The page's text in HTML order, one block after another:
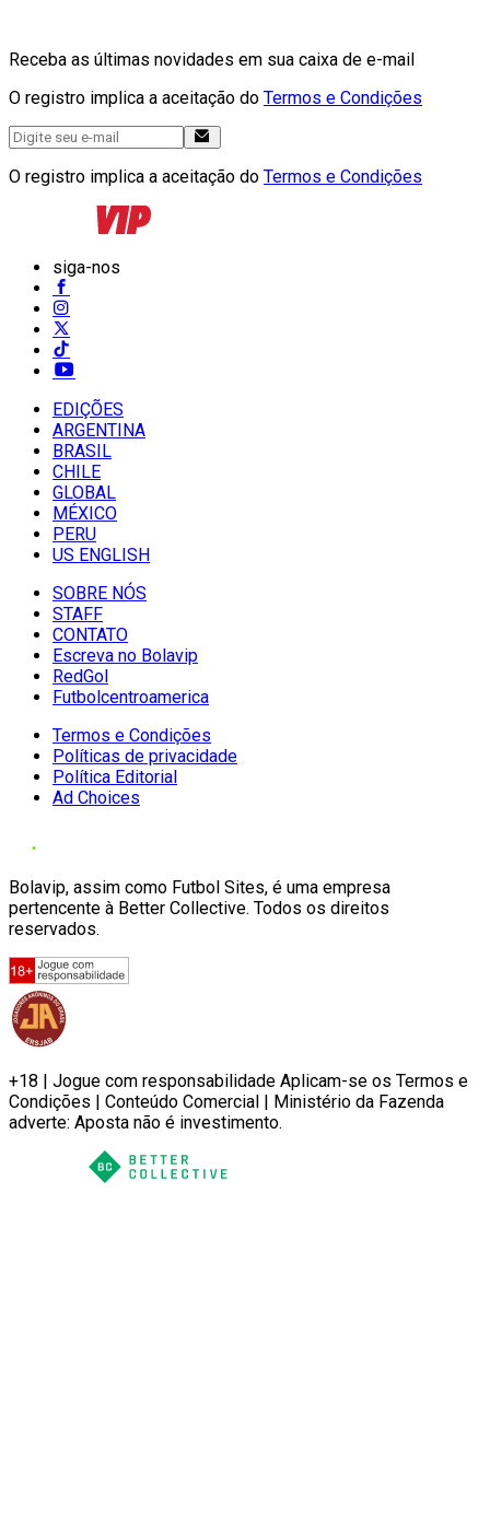
Receba as últimas novidades em sua caixa de e-mail
O registro implica a aceitação do Termos e Condições
O registro implica a aceitação do Termos e Condições
siga-nos
EDIÇÕES
ARGENTINA
BRASIL
CHILE
GLOBAL
MÉXICO
PERU
US ENGLISH
SOBRE NÓS
STAFF
CONTATO
Escreva no Bolavip
RedGol
Futbolcentroamerica
Termos e Condições
Políticas de privacidade
Política Editorial
Ad Choices
Bolavip, assim como Futbol Sites, é uma empresa
pertencente à Better Collective. Todos os direitos
reservados.
+18 | Jogue com responsabilidade Aplicam-se os Termos e
Condições | Conteúdo Comercial | Ministério da Fazenda
adverte: Aposta não é investimento.